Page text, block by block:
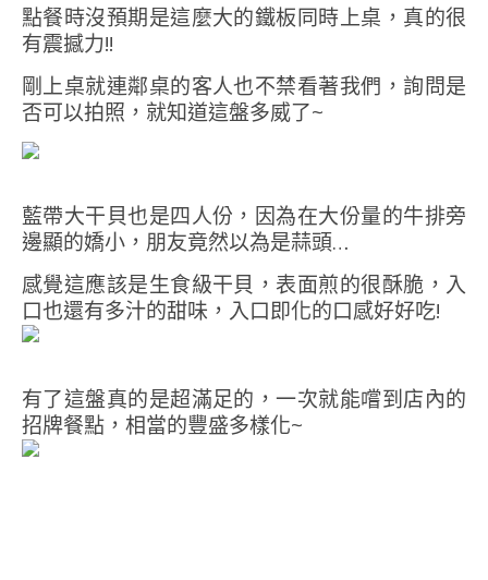
點餐時沒預期是這麼大的鐵板同時上桌，真的很
有震撼力!!
剛上桌就連鄰桌的客人也不禁看著我們，詢問是
否可以拍照，就知道這盤多威了~
藍帶大干貝也是四人份，因為在大份量的牛排旁
邊顯的嬌小，朋友竟然以為是蒜頭…
感覺這應該是生食級干貝，表面煎的很酥脆，入
口也還有多汁的甜味，入口即化的口感好好吃!
有了這盤真的是超滿足的，一次就能嚐到店內的
招牌餐點，相當的豐盛多樣化~